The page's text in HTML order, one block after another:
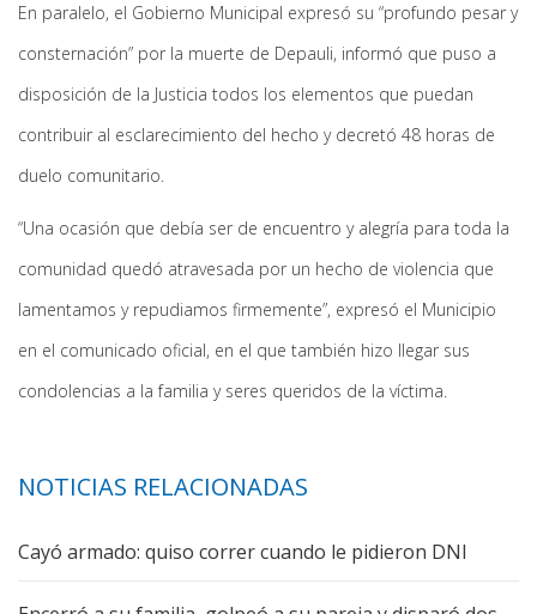
En paralelo, el Gobierno Municipal expresó su “profundo pesar y
consternación” por la muerte de Depauli, informó que puso a
disposición de la Justicia todos los elementos que puedan
contribuir al esclarecimiento del hecho y decretó 48 horas de
duelo comunitario.
“Una ocasión que debía ser de encuentro y alegría para toda la
comunidad quedó atravesada por un hecho de violencia que
lamentamos y repudiamos firmemente”, expresó el Municipio
en el comunicado oficial, en el que también hizo llegar sus
condolencias a la familia y seres queridos de la víctima.
NOTICIAS RELACIONADAS
Cayó armado: quiso correr cuando le pidieron DNI